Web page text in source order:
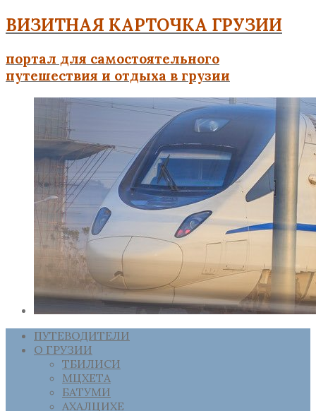
ВИЗИТНАЯ КАРТОЧКА ГРУЗИИ
портал для самостоятельного
путешествия и отдыха в грузии
ПУТЕВОДИТЕЛИ
О ГРУЗИИ
ТБИЛИСИ
МЦХЕТА
БАТУМИ
АХАЛЦИХЕ